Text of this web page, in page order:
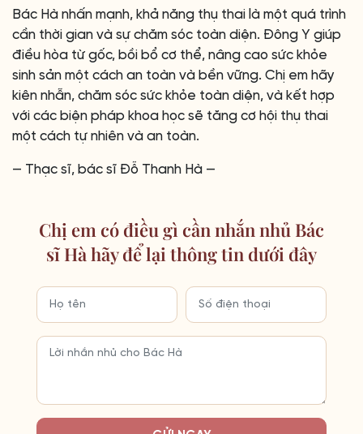
Bác Hà nhấn mạnh, khả năng thụ thai là một quá trình
cần thời gian và sự chăm sóc toàn diện. Đông Y giúp
điều hòa từ gốc, bồi bổ cơ thể, nâng cao sức khỏe
sinh sản một cách an toàn và bền vững. Chị em hãy
kiên nhẫn, chăm sóc sức khỏe toàn diện, và kết hợp
với các biện pháp khoa học sẽ tăng cơ hội thụ thai
một cách tự nhiên và an toàn.
— Thạc sĩ, bác sĩ Đỗ Thanh Hà —
Chị em có điều gì cần nhắn nhủ Bác
sĩ Hà hãy để lại thông tin dưới đây